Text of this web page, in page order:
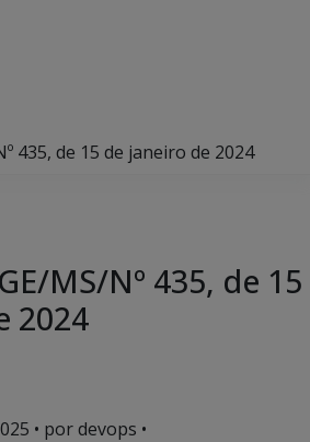
435, de 15 de janeiro de 2024
MS/Nº 435, de 15
2024
• por devops •